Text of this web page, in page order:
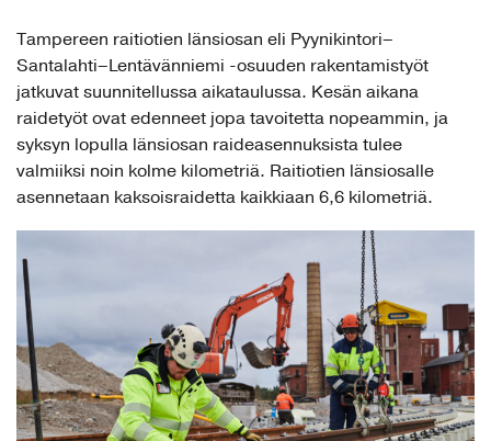
Tampereen raitiotien länsiosan eli Pyynikintori–
Santalahti–Lentävänniemi -osuuden rakentamistyöt
jatkuvat suunnitellussa aikataulussa. Kesän aikana
raidetyöt ovat edenneet jopa tavoitetta nopeammin, ja
syksyn lopulla länsiosan raideasennuksista tulee
valmiiksi noin kolme kilometriä. Raitiotien länsiosalle
asennetaan kaksoisraidetta kaikkiaan 6,6 kilometriä.